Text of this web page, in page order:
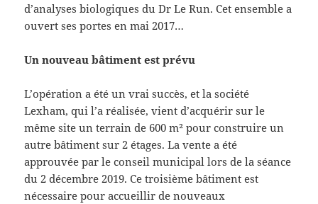
d’analyses biologiques du Dr Le Run. Cet ensemble a
ouvert ses portes en mai 2017…
Un nouveau bâtiment est prévu
L’opération a été un vrai succès, et la société
Lexham, qui l’a réalisée, vient d’acquérir sur le
même site un terrain de 600 m² pour construire un
autre bâtiment sur 2 étages. La vente a été
approuvée par le conseil municipal lors de la séance
du 2 décembre 2019. Ce troisième bâtiment est
nécessaire pour accueillir de nouveaux